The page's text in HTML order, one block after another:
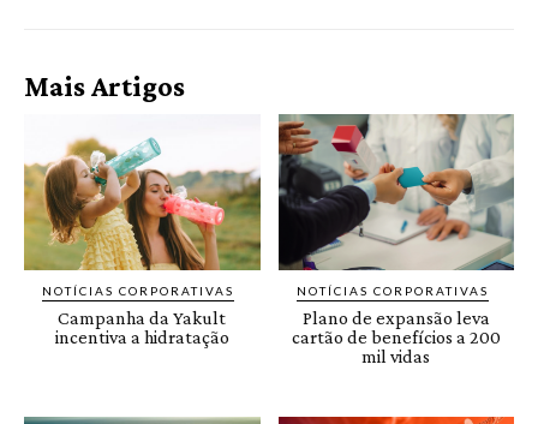
Mais Artigos
NOTÍCIAS CORPORATIVAS
Campanha da Yakult
incentiva a hidratação
NOTÍCIAS CORPORATIVAS
Plano de expansão leva
cartão de benefícios a 200
mil vidas